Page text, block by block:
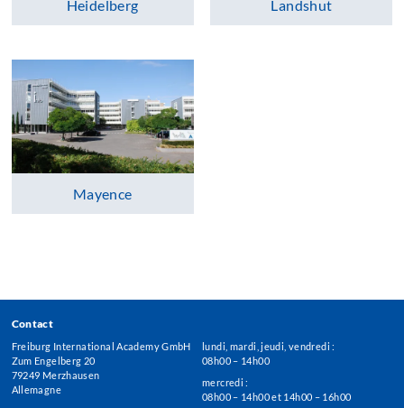
Heidelberg Landshut
Mayence
Contact
Freiburg International Academy GmbH
Zum Engelberg 20
79249 Merzhausen
Allemagne
lundi, mardi, jeudi, vendredi :
08h00 – 14h00
mercredi :
08h00 – 14h00 et 14h00 – 16h00